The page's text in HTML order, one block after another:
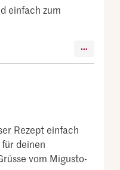
einfach zum
Rezept einfach
deinen
vom Migusto-